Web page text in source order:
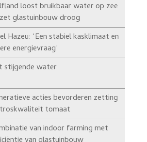
loost bruikbaar water op zee
glastuinbouw droog
Hazeu: ‘Een stabiel kasklimaat en
energievraag’
stijgende water
acties bevorderen zetting
tomaat
van indoor farming met